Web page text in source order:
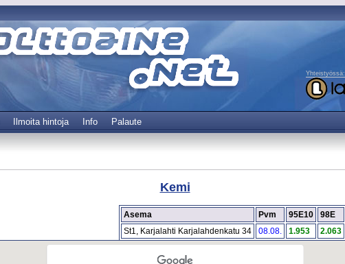
Yhteistyössä:
Ilmoita hintoja Info Palaute
Kemi
Asema Pvm 95E10 98E
St1, Karjalahti Karjalahdenkatu 34
08.08. 1.953 2.063